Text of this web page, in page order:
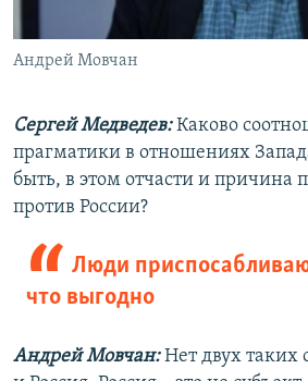
Андрей Мовчан
Сергей Медведев:Каково
прагматики в отношениях
быть, в этом отчасти и причина
против России?
Люди
что выгодно
Андрей Мовчан:Нет двух таких